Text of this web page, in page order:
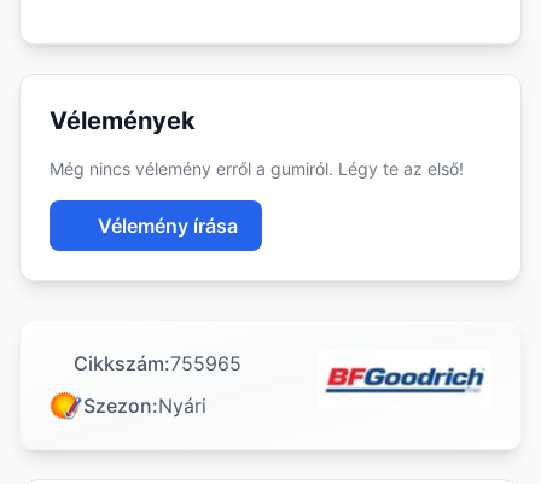
Vélemények
Még nincs vélemény erről a gumiról. Légy te az első!
Vélemény írása
Cikkszám:755965
Szezon:Nyári